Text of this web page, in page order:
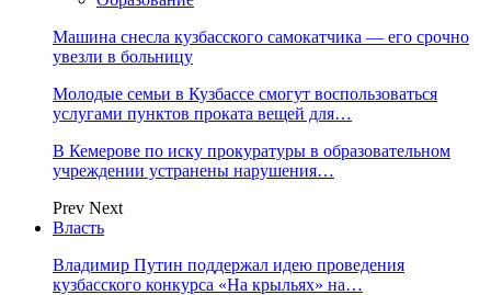
Машина снесла кузбасского самокатчика — его срочно
увезли в больницу
Молодые семьи в Кузбассе смогут воспользоваться
услугами пунктов проката вещей для…
В Кемерове по иску прокуратуры в образовательном
учреждении устранены нарушения…
Prev Next
Власть
Владимир Путин поддержал идею проведения
кузбасского конкурса «На крыльях» на…